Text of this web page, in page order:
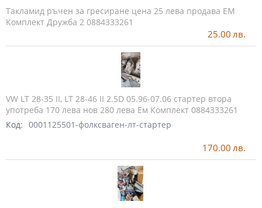
Такламид ръчен за гресиране цена 25 лева продава ЕМ
Комплект Дружба 2 0884333261
25.00 лв.
VW LT 28-35 II, LT 28-46 II 2.5D 05.96-07.06 стартер втора
употреба 170 лева нов 280 лева Ем Комплект 0884333261
Код: 0001125501-фолксваген-лт-стартер
170.00 лв.